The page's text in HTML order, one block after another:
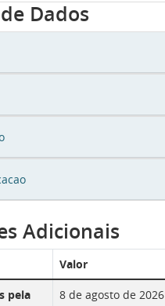
Dados
Adicionais
Valor
pela
8 de agosto de 2026